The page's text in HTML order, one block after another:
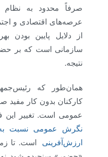
صرفاً محدود به
عرصه‌های اقتصادی و
از دلایل پایین بودن
سازمانی است که بر
نتیجه.
همان‌طور که
کارکنان بدون کار مفید
عمومی است. تغییر این
نگرش عمومی نسبت به
ارزش‌آفرینی
است. تا